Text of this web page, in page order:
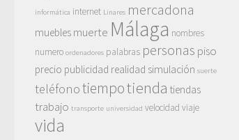
informática internet Linares mercadona
muebles muerte Málaga nombres
numero ordenadores palabras personas piso
precio publicidad realidad simulación suerte
teléfonotiempotienda tiendas
trabajo transporte universidad velocidad viaje
vida